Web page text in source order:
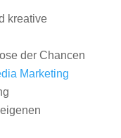
kreative
der Chancen
Marketing